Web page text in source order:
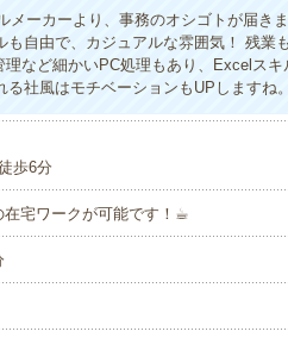
ーカーより、事務のオシゴトが届き
自由で、カジュアルな雰囲気！ 残業
など細かいPC処理もあり、Excelスキ
社風はモチベーションもUPしますね。
歩6分
宅ワークが可能です！☕︎